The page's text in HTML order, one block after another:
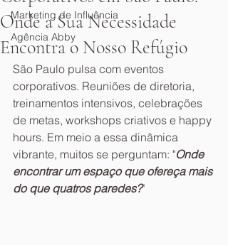
Marketing de Influência
Agência Abby
Onde a Sua Necessidade
Encontra o Nosso Refúgio
São Paulo pulsa com eventos
corporativos. Reuniões de diretoria,
treinamentos intensivos, celebrações
de metas, workshops criativos e happy
hours. Em meio a essa dinâmica
vibrante, muitos se perguntam: "Onde
encontrar um espaço que ofereça mais
do que quatros paredes?"